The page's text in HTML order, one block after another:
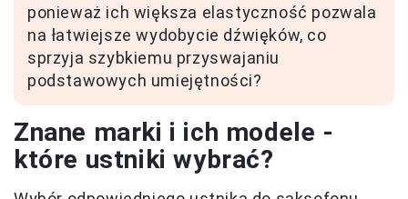
ponieważ ich większa elastyczność pozwala
na łatwiejsze wydobycie dźwięków, co
sprzyja szybkiemu przyswajaniu
podstawowych umiejętności?
Znane marki i ich modele -
które ustniki wybrać?